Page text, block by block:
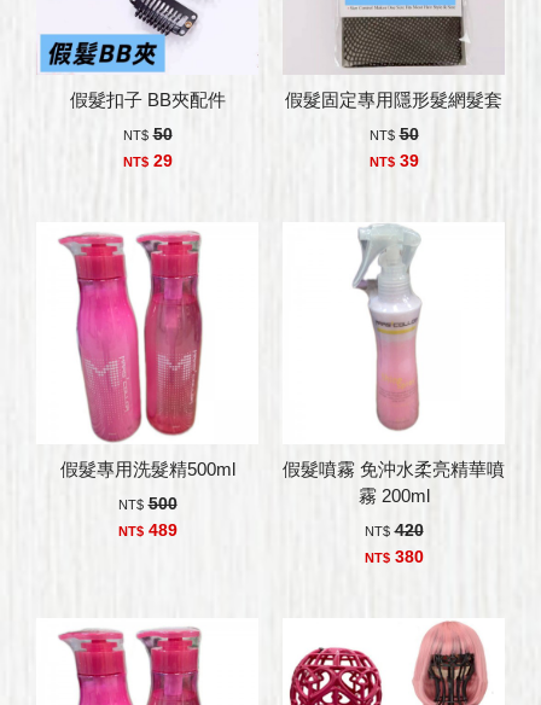
假髮扣子 BB夾配件
NT$ 50
NT$29
假髮固定專用隱形髮網髮套
NT$ 50
NT$39
假髮專用洗髮精500ml
NT$ 500
NT$489
假髮噴霧 免沖水柔亮精華噴
霧 200ml
NT$ 420
NT$380